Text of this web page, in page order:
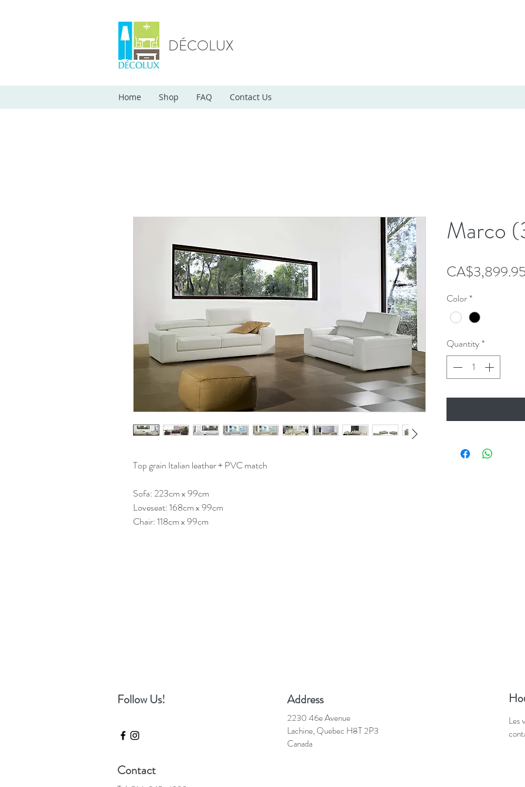
DÉCOLUX
Home Shop FAQ Contact Us
Top grain Italian leather + PVC match
Sofa: 223cm x 99cm
Loveseat: 168cm x 99cm
Chair: 118cm x 99cm
Marco
CA$3,899.95
Color*
Quantity*
Follow Us! Address
2230 46e Avenue
Lachine, Quebec H8T 2P3
Canada
Les
Contact